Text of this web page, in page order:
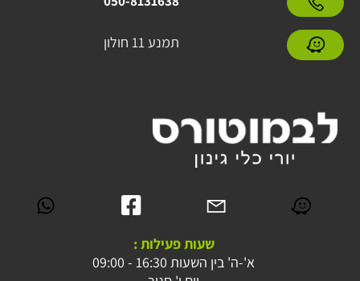
תמנע 11 חולון
שעות פעילות :
א'-ה' בין השעות 16:30 - 09:00